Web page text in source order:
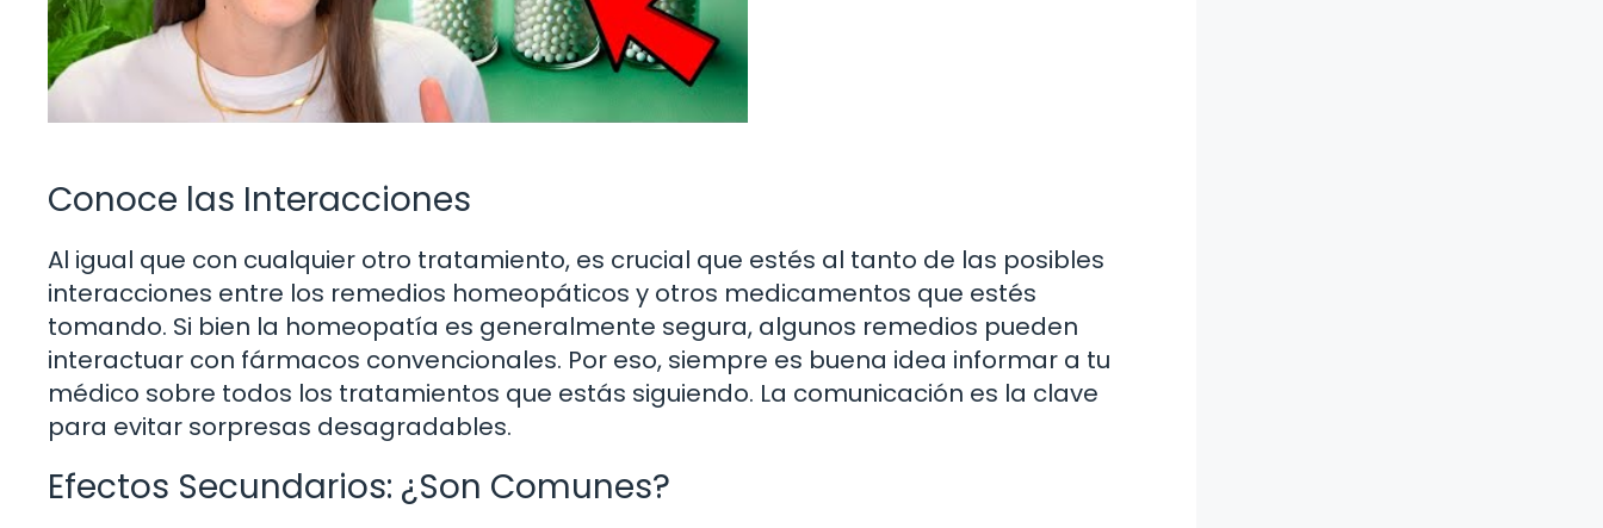
Conoce las Interacciones
Al igual que con cualquier otro tratamiento, es crucial que estés al tanto de las posibles
interacciones entre los remedios homeopáticos y otros medicamentos que estés
tomando. Si bien la homeopatía es generalmente segura, algunos remedios pueden
interactuar con fármacos convencionales. Por eso, siempre es buena idea informar a tu
médico sobre todos los tratamientos que estás siguiendo. La comunicación es la clave
para evitar sorpresas desagradables.
Efectos Secundarios: ¿Son Comunes?